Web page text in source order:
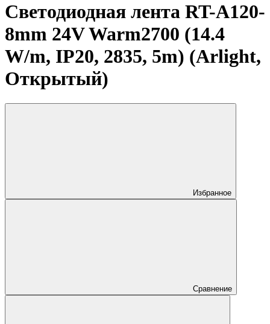
Светодиодная лента RT-A120-
8mm 24V Warm2700 (14.4
W/m, IP20, 2835, 5m) (Arlight,
Открытый)
Избранное
Сравнение